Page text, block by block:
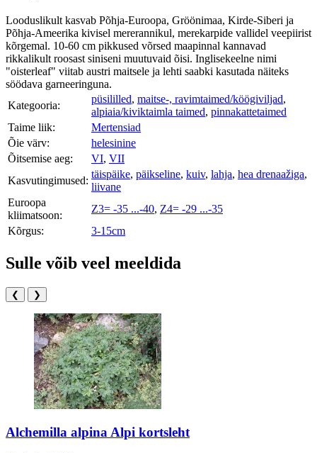
Looduslikult kasvab Põhja-Euroopa, Gröönimaa, Kirde-Siberi ja
Põhja-Ameerika kivisel mererannikul, merekarpide vallidel veepiirist
kõrgemal. 10-60 cm pikkused võrsed maapinnal kannavad
rikkalikult roosast siniseni muutuvaid õisi. Inglisekeelne nimi
"oisterleaf" viitab austri maitsele ja lehti saabki kasutada näiteks
söödava garneeringuna.
Kategooria:
püsililled, maitse-, ravimtaimed/köögiviljad,
alpiaia/kiviktaimla taimed, pinnakattetaimed
Taime liik:
Mertensiad
Õie värv:
helesinine
Õitsemise aeg:
VI, VII
Kasvutingimused:
täispäike, päikseline, kuiv, lahja, hea drenaažiga,
liivane
Euroopa
kliimatsoon:
Z3= -35 ...-40, Z4= -29 ...-35
Kõrgus:
3-15cm
Sulle võib veel meeldida
❮ ❯
Alchemilla alpina Alpi kortsleht